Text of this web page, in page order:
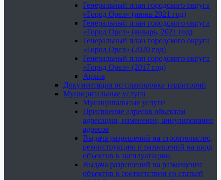
Генеральный план городского округа
«Город Орел» (июнь 2021 год)
Генеральный план городского округа
«Город Орел» (январь, 2021 год)
Генеральный план городского округа
«Город Орел» (2020 год)
Генеральный план городского округа
«Город Орел» (2017 год)
Архив
Документация по планировке территорий
Муниципальные услуги
Муниципальные услуги
Присвоение адресов объектам
адресации, изменение, аннулирование
адресов
Выдача разрешений на строительство,
реконструкцию и разрешений на ввод
объектов в эксплуатацию.
Выдача разрешений на размещение
объектов в соответствии со статьей